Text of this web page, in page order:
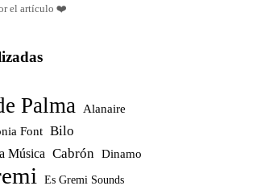
el artículo ❤️
Palma Alanaire
Font Bilo
Música Cabrón Dinamo
Es Gremi Sounds